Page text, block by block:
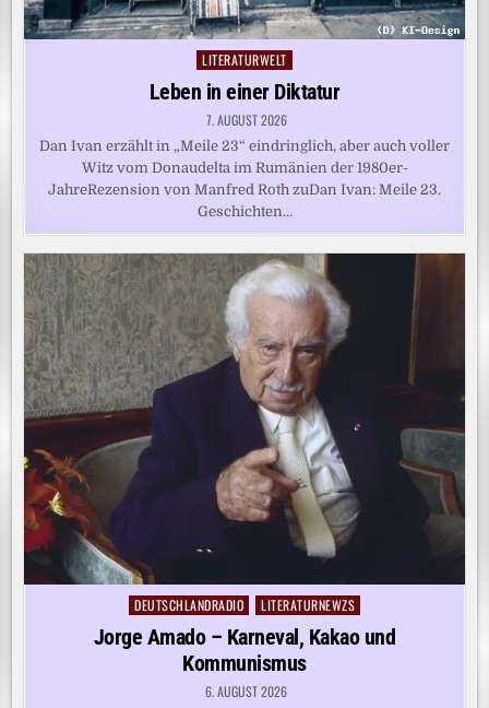
Posted
in
LITERATURWELT
Leben in einer Diktatur
7. AUGUST 2026
Dan Ivan erzählt in „Meile 23“ eindringlich, aber auch voller
Witz vom Donaudelta im Rumänien der 1980er-
JahreRezension von Manfred Roth zuDan Ivan: Meile 23.
Geschichten…
Posted
DEUTSCHLANDRADIO LITERATURNEWZS
Jorge Amado – Karneval, Kakao und
Kommunismus
6. AUGUST 2026